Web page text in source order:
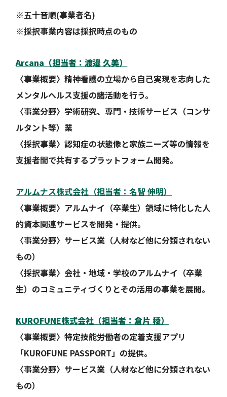
※五十音順(事業者名)
※採択事業内容は採択時点のもの
Arcana（担当者：渡邉 久美）
〈事業概要〉精神看護の立場から自己実現を志向した
メンタルヘルス支援の諸活動を行う。
〈事業分野〉学術研究、専門・技術サービス（コンサ
ルタント等）業
〈採択事業〉認知症の状態像と家族ニーズ等の情報を
支援者間で共有するプラットフォーム開発。
アルムナス株式会社（担当者：名智 伸明）
〈事業概要〉アルムナイ（卒業生）領域に特化した人
的資本関連サービスを開発・提供。
〈事業分野〉サービス業（人材など他に分類されない
もの）
〈採択事業〉会社・地域・学校のアルムナイ（卒業
生）のコミュニティづくりとその活用の事業を展開。
KUROFUNE株式会社（担当者：倉片 稜）
〈事業概要〉特定技能労働者の定着支援アプリ
「KUROFUNE PASSPORT」の提供。
〈事業分野〉サービス業（人材など他に分類されない
もの）